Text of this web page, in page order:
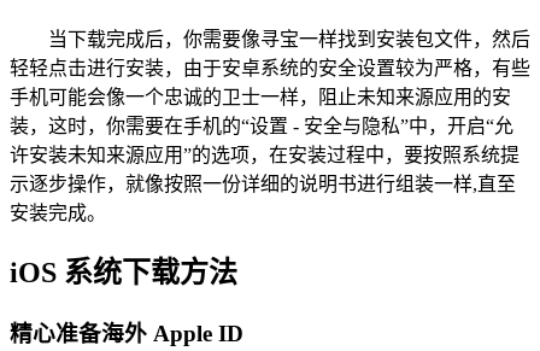
当下载完成后，你需要像寻宝一样找到安装包文件，然后
轻轻点击进行安装，由于安卓系统的安全设置较为严格，有些
手机可能会像一个忠诚的卫士一样，阻止未知来源应用的安
装，这时，你需要在手机的“设置 - 安全与隐私”中，开启“允
许安装未知来源应用”的选项，在安装过程中，要按照系统提
示逐步操作，就像按照一份详细的说明书进行组装一样,直至
安装完成。
iOS 系统下载方法
精心准备海外 Apple ID